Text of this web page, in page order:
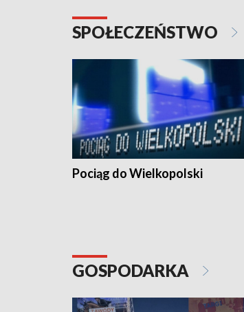
SPOŁECZEŃSTWO
Pociąg do Wielkopolski
GOSPODARKA